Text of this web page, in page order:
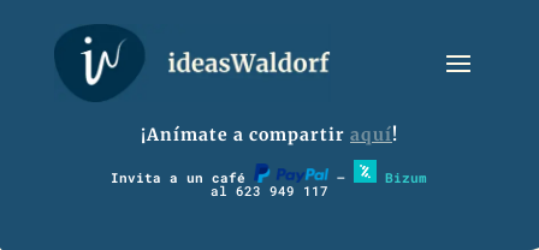
¡Anímate a compartir aquí!
Invita a un café – Bizum
al 623 949 117